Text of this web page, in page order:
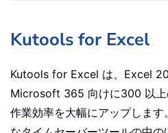
Kutools for Excel
Kutools for Excel は、Excel
Microsoft 365 向けに300 以上
作業効率を大幅にアップしま